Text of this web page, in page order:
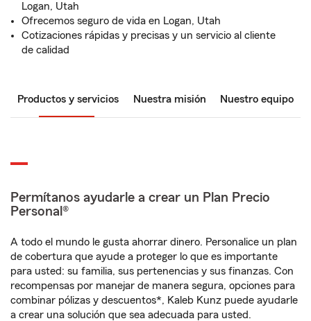
Logan, Utah
Ofrecemos seguro de vida en Logan, Utah
Cotizaciones rápidas y precisas y un servicio al cliente
de calidad
Productos y servicios Nuestra misión Nuestro equipo
Permítanos ayudarle a crear un Plan Precio
Personal®
A todo el mundo le gusta ahorrar dinero. Personalice un plan
de cobertura que ayude a proteger lo que es importante
para usted: su familia, sus pertenencias y sus finanzas. Con
recompensas por manejar de manera segura, opciones para
combinar pólizas y descuentos*, Kaleb Kunz puede ayudarle
a crear una solución que sea adecuada para usted.